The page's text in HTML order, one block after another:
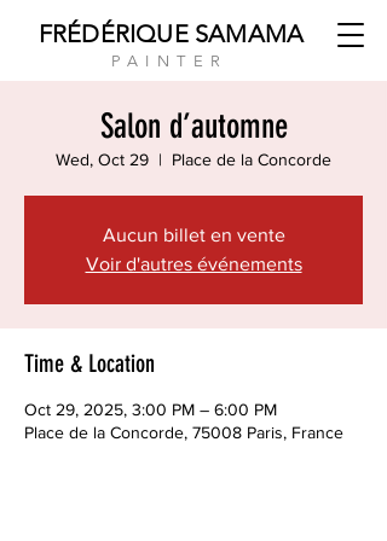
FRÉDÉRIQUE SAMAMA
PAINTER
Salon d’automne
Wed, Oct 29
  |
Place de la Concorde
Aucun billet en vente
Voir d'autres événements
Time & Location
Oct 29, 2025, 3:00 PM – 6:00 PM
Place de la Concorde, 75008 Paris, France